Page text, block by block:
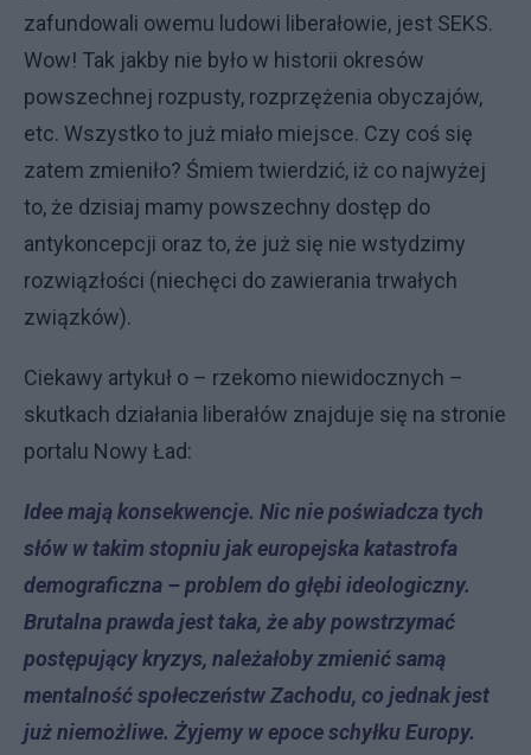
zafundowali owemu ludowi liberałowie, jest SEKS.
Wow! Tak jakby nie było w historii okresów
powszechnej rozpusty, rozprzężenia obyczajów,
etc. Wszystko to już miało miejsce. Czy coś się
zatem zmieniło? Śmiem twierdzić, iż co najwyżej
to, że dzisiaj mamy powszechny dostęp do
antykoncepcji oraz to, że już się nie wstydzimy
rozwiązłości (niechęci do zawierania trwałych
związków).
Ciekawy artykuł o – rzekomo niewidocznych –
skutkach działania liberałów znajduje się na stronie
portalu Nowy Ład:
Idee mają konsekwencje. Nic nie poświadcza tych
słów w takim stopniu jak europejska katastrofa
demograficzna – problem do głębi ideologiczny.
Brutalna prawda jest taka, że aby powstrzymać
postępujący kryzys, należałoby zmienić samą
mentalność społeczeństw Zachodu, co jednak jest
już niemożliwe. Żyjemy w epoce schyłku Europy.